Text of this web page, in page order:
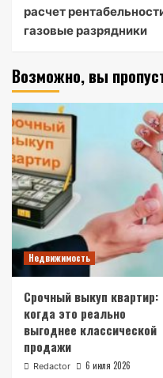
расчет
газовые разрядники
Возможно, вы
Недвижимость
Срочный выкуп квартир:
когда это реально
выгоднее классической
продажи
Redactor 6 июля 2026